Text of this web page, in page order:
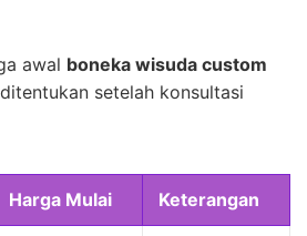
awal boneka wisuda custom
setelah konsultasi
Harga Mulai Keterangan